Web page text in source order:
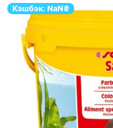
Кэшбэк: NaN₴